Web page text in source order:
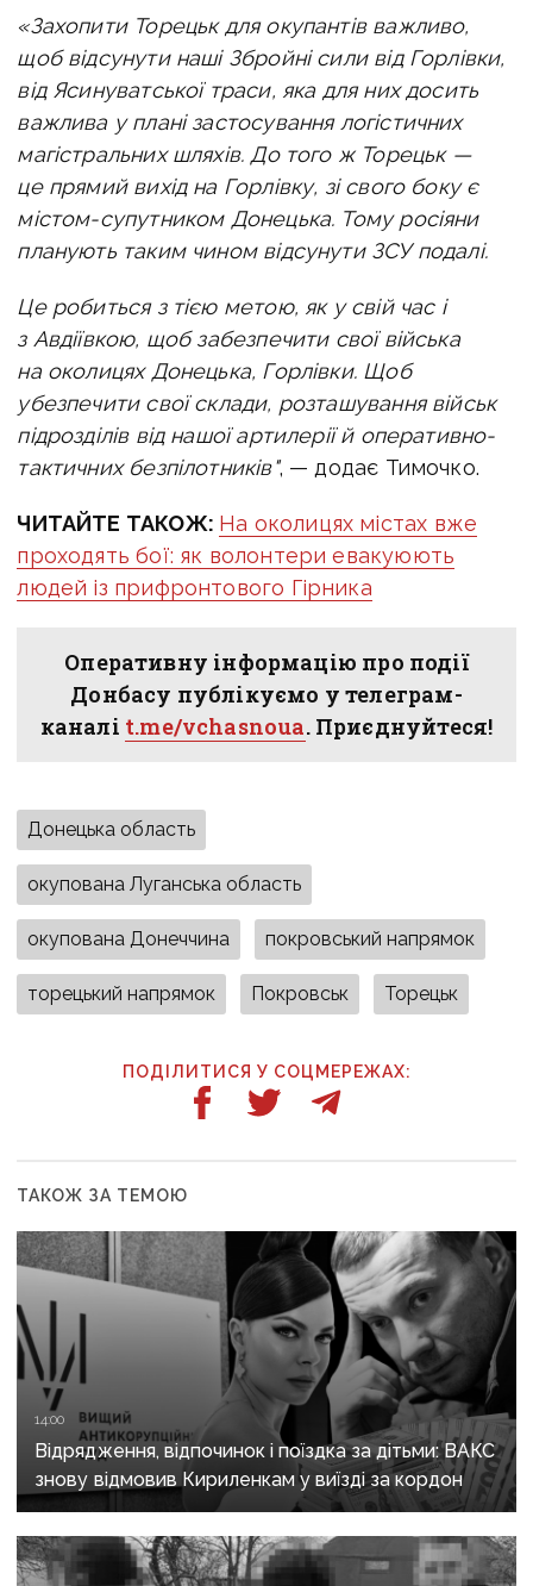
«Захопити Торецьк для окупантів важливо,
щоб відсунути наші Збройні сили від Горлівки,
від Ясинуватської траси, яка для них досить
важлива у плані застосування логістичних
магістральних шляхів. До того ж Торецьк —
це прямий вихід на Горлівку, зі свого боку є
містом-супутником Донецька. Тому росіяни
планують таким чином відсунути ЗСУ подалі.
Це робиться з тією метою, як у свій час і
з Авдіївкою, щоб забезпечити свої війська
на околицях Донецька, Горлівки. Щоб
убезпечити свої склади, розташування військ
підрозділів від нашої артилерії й оперативно-
тактичних безпілотників", — додає Тимочко.
ЧИТАЙТЕ ТАКОЖ: На околицях містах вже
проходять бої: як волонтери евакуюють
людей із прифронтового Гірника
Оперативну інформацію про події
Донбасу публікуємо у телеграм-
каналі t.me/vchasnoua. Приєднуйтеся!
Донецька область
окупована Луганська область
окупована Донеччина покровський напрямок
торецький напрямок Покровськ Торецьк
ПОДІЛИТИСЯ У СОЦМЕРЕЖАХ:
ТАКОЖ ЗА ТЕМОЮ
14:00
Відрядження, відпочинок і поїздка за дітьми: ВАКС
знову відмовив Кириленкам у виїзді за кордон